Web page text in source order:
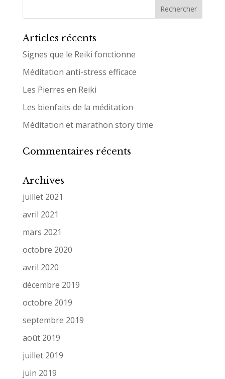
Articles récents
Signes que le Reiki fonctionne
Méditation anti-stress efficace
Les Pierres en Reiki
Les bienfaits de la méditation
Méditation et marathon story time
Commentaires récents
Archives
juillet 2021
avril 2021
mars 2021
octobre 2020
avril 2020
décembre 2019
octobre 2019
septembre 2019
août 2019
juillet 2019
juin 2019